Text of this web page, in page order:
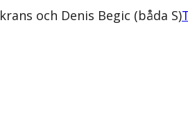
och Denis Begic (båda S)